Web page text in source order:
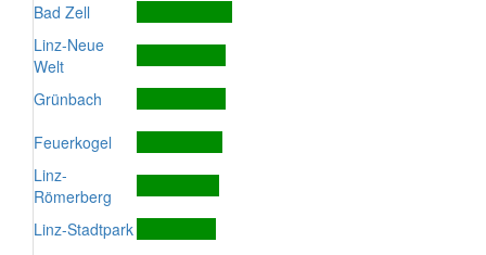
Bad Zell
Linz-Neue
Welt
Grünbach
Feuerkogel
Linz-
Römerberg
Linz-Stadtpark